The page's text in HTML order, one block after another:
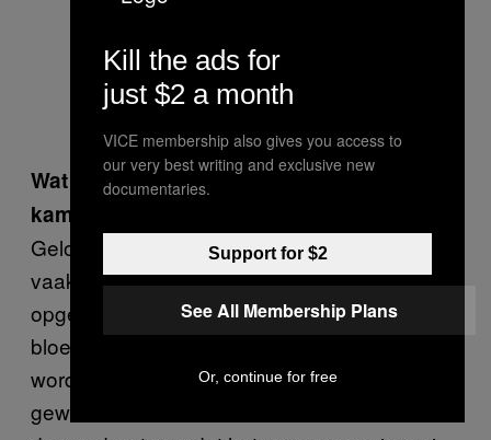
Wat zou je ertoe kunnen bewegen om je
kamer op te ruimen?
Geloof het of niet, maar ik ruim echt heel erg
vaak op. Het is ook regelmatig helemaal
opgeruimd, netjes en leuk. Dan koop ik
bloemetjes en kaarsjes, eet ik aan tafel en
word ik ontzettend burgerlijk. Het probleem is
gewoon dat het meestal niet meer dan twee
Kill the ads for
just $2 a month
VICE membership also gives you access to
our very best writing and exclusive new
documentaries.
Support for $2
See All Membership Plans
Or, continue for free